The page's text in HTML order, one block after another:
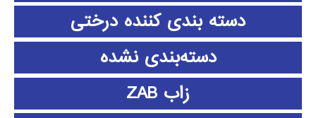
دسته بندی کننده درختی
دسته‌بندی نشده
زاب ZAB